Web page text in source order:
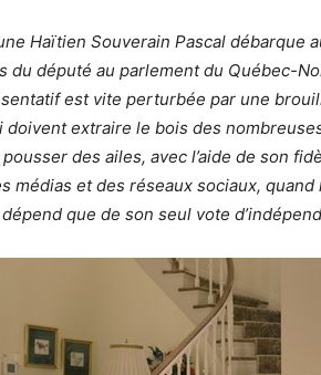
Haïtien Souverain Pascal débarque
du député au parlement du Québec-
est vite perturbée par une
doivent extraire le bois des
des ailes, avec l’aide de son
médias et des réseaux sociaux,
que de son seul vote